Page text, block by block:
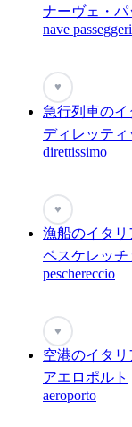
ナーヴェ・パ
nave passeggeri
♥
急行列車の
ディレッティ
direttissimo
♥
漁船のイタリ
ペスケレッチ
peschereccio
♥
空港のイタリ
アエロポルト
aeroporto